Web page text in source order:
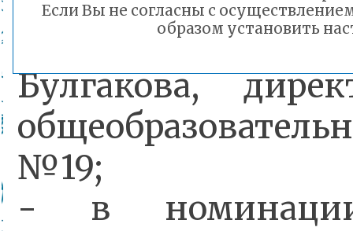
Булгакова,
№19;
- в
Если Вы не согласны с
образом установить